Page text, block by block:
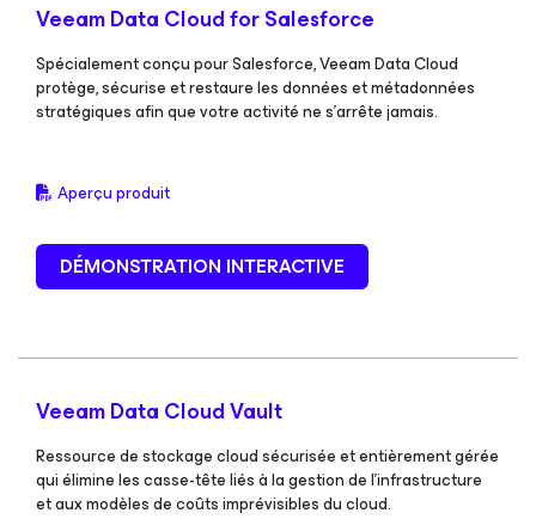
Veeam Data Cloudfor Salesforce
Spécialement conçu pour Salesforce, Veeam Data Cloud
protège, sécurise et restaure les données et métadonnées
stratégiques afin que votre activité ne s’arrête jamais.
Aperçu produit
DÉMONSTRATION INTERACTIVE
Veeam Data Cloud Vault
Ressource de stockage cloud sécurisée et entièrement gérée
qui élimine les casse-tête liés à la gestion de l’infrastructure
et aux modèles de coûts imprévisibles du cloud.